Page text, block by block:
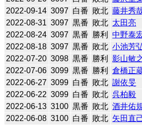
2022-09-14 3097 白番 敗北 藤井秀
2022-08-31 3097 黒番 敗北 太田亮
2022-08-24 3097 黒番 勝利 中野泰
2022-08-18 3097 黒番 敗北 小池芳
2022-07-20 3098 黒番 勝利 影山敏
2022-07-06 3099 黒番 勝利 倉橋正
2022-06-27 3099 白番 敗北 謝依旻
2022-06-22 3099 白番 敗北 呉柏毅
2022-06-13 3100 黒番 敗北 酒井佑
2022-06-08 3100 白番 敗北 矢田直